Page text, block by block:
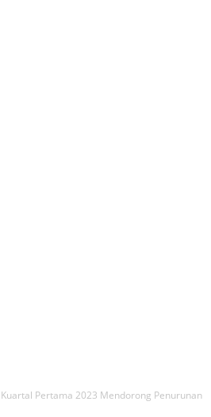
Pertama 2023 Mendorong Penurunan